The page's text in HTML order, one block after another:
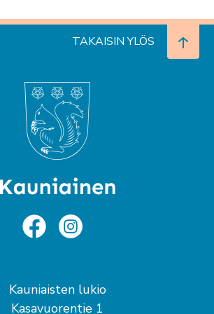
TAKAISIN YLÖS
Kauniaisten lukio
Kasavuorentie 1